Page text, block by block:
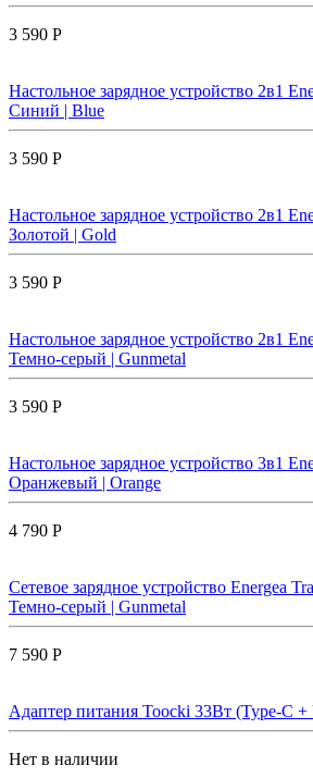
3 590 Р
Настольное зарядное устройство 2в1
Синий | Blue
3 590 Р
Настольное зарядное устройство 2в1
Золотой | Gold
3 590 Р
Настольное зарядное устройство 2в1
Темно-серый | Gunmetal
3 590 Р
Настольное зарядное устройство 3в1
Оранжевый | Orange
4 790 Р
Сетевое зарядное устройство Energea
Темно-серый | Gunmetal
7 590 Р
Адаптер питания Toocki 33Вт (Type-C
Нет в наличии